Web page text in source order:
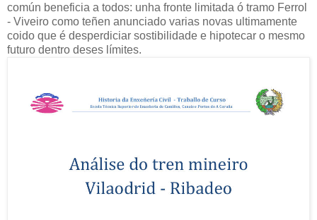
común beneficia a todos: unha fronte limitada ó tramo Ferrol
- Viveiro como teñen anunciado varias novas ultimamente
coido que é desperdiciar sostibilidade e hipotecar o mesmo
futuro dentro deses límites.